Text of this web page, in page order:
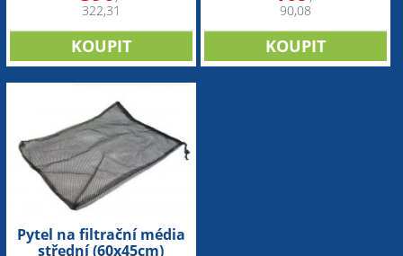
322,31
90,08
Pytel na filtrační média
střední (60x45cm)